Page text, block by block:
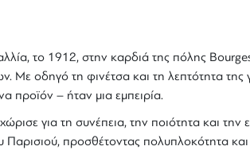
το 1912, στην καρδιά της πόλης
Με οδηγό τη φινέτσα και τη λεπτότητα
προϊόν – ήταν μια εμπειρία.
για τη συνέπεια, την ποιότητα και την
Παρισιού, προσθέτοντας πολυπλοκότητα